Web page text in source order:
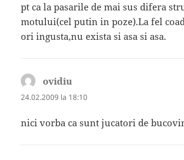
pt ca la pasarile de mai sus difera
motului(cel putin in poze).La fel
ori ingusta,nu exista si asa si asa.
ovidiu
24.02.2009 la 18:10
nici vorba ca sunt jucatori de